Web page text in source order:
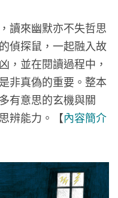
讀來幽默亦不失哲思
偵探鼠，一起融入故
，並在閱讀過程中，
非真偽的重要。整本
有意思的玄機與關
辨能力。【內容簡介